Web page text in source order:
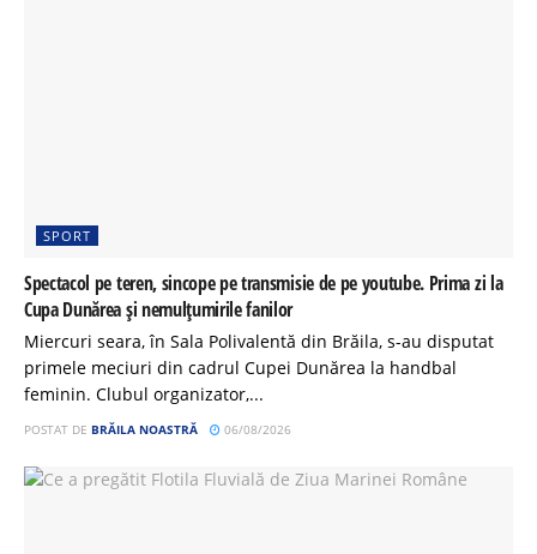
SPORT
Spectacol pe teren, sincope pe transmisie de pe youtube. Prima zi la
Cupa Dunărea și nemulțumirile fanilor
Miercuri seara, în Sala Polivalentă din Brăila, s-au disputat
primele meciuri din cadrul Cupei Dunărea la handbal
feminin. Clubul organizator,...
POSTAT DE BRĂILA NOASTRĂ 06/08/2026